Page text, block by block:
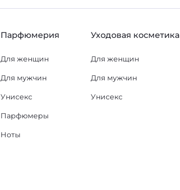
Парфюмерия
Для женщин
Для мужчин
Унисекс
Парфюмеры
Ноты
Уходовая косметика
Для женщин
Для мужчин
Унисекс